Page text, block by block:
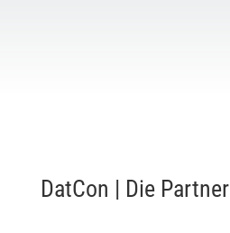
DatCon | Die Partner